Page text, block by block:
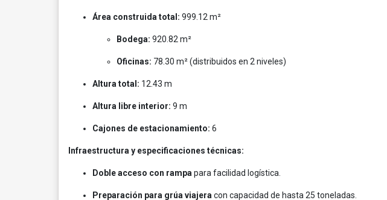
Área construida total: 999.12 m²
Bodega: 920.82 m²
Oficinas: 78.30 m² (distribuidos en 2 niveles)
Altura total: 12.43 m
Altura libre interior: 9 m
Cajones de estacionamiento: 6
Infraestructura y especificaciones técnicas:
Doble acceso con rampa para facilidad logística.
Preparación para grúa viajera con capacidad de hasta 25 toneladas.